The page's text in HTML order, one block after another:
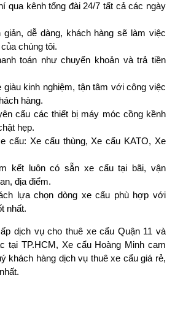
qua kênh tổng đài 24/7 tất cả các ngày
dễ dàng, khách hàng sẽ làm việc
chúng tôi.
toán như chuyển khoản và trả tiền
giàu kinh nghiệm, tận tâm với công việc
hàng.
cẩu các thiết bị máy móc cồng kềnh
hẹp.
cẩu: Xe cẩu thùng, Xe cẩu KATO, Xe
kết luôn có sẵn xe cẩu tại bãi, vận
địa điểm.
lựa chọn dòng xe cẩu phù hợp với
nhất.
dịch vụ cho thuê xe cẩu Quận 11 và
tại TP.HCM, Xe cẩu Hoàng Minh cam
khách hàng dịch vụ thuê xe cẩu giá rẻ,